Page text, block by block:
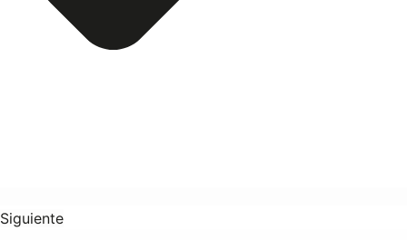
Siguiente